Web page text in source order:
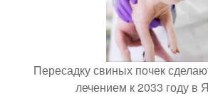
Пересадку свиных почек
лечением к 2033 году в